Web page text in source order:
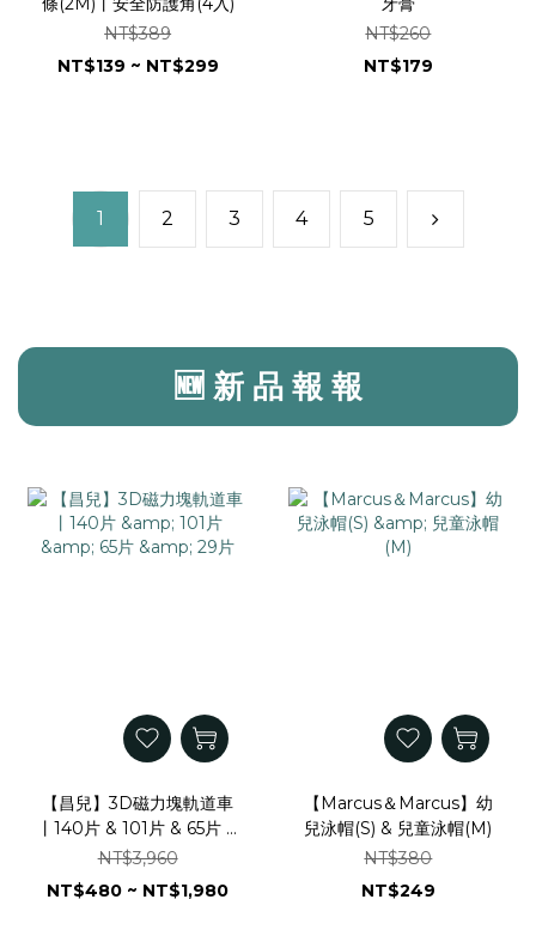
NT$389
NT$139 ~ NT$299
NT$260
NT$179
1 2 3 4 5
🆕 新 品 報 報
【昌兒】3D磁力塊軌道車
丨140片 & 101片 & 65片 &
29片
NT$3,960
NT$480 ~ NT$1,980
【Marcus＆Marcus】幼
兒泳帽(S) & 兒童泳帽(M)
NT$380
NT$249